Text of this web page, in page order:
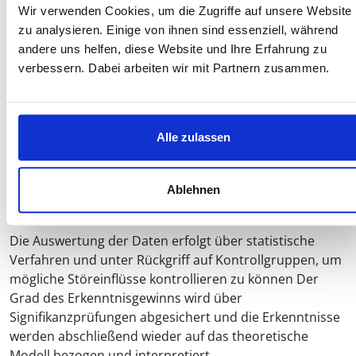
Wir verwenden Cookies, um die Zugriffe auf unsere Website
zu analysieren. Einige von ihnen sind essenziell, während
andere uns helfen, diese Website und Ihre Erfahrung zu
verbessern. Dabei arbeiten wir mit Partnern zusammen.
Alle zulassen
Ablehnen
abgeleitet, die im Forschungsprozess überprüft werden.
Hierzu erfolgen eine Operationalisierung und die
Bildung von messbaren Indikatoren.
Anhand eines Untersuchungsdesigns werden vorab das
Versuch), die abhängige bzw. unabhängige Variable
sowie die Messoperationen bestimmt. Im Rahmen der
Probanden vorgenommen, um die vorab definierten
Indikatoren in ihrem Ausprägungsgrad erfassen zu
können.
Die Auswertung der Daten erfolgt über statistische
Verfahren und unter Rückgriff auf Kontrollgruppen, um
mögliche Störeinflüsse kontrollieren zu können Der
Grad des Erkenntnisgewinns wird über
Signifikanzprüfungen abgesichert und die Erkenntnisse
werden abschließend wieder auf das theoretische